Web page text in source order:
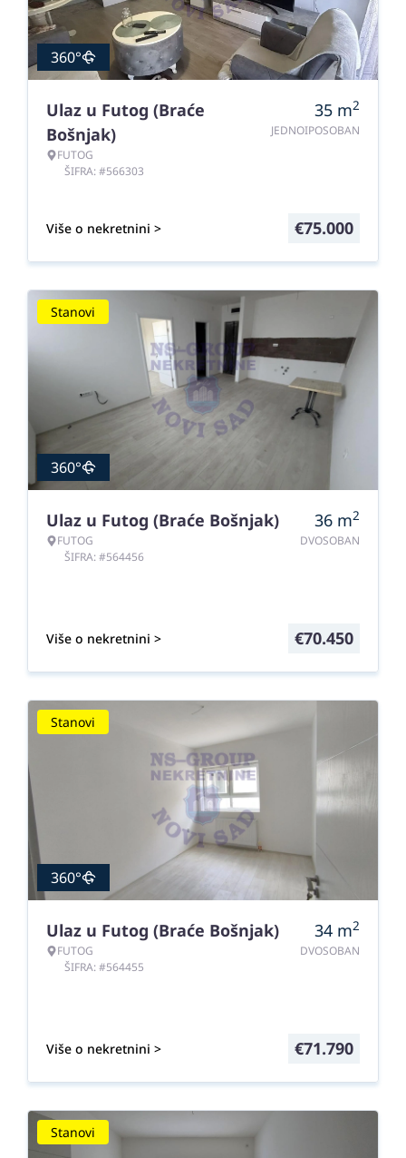
360°
Ulaz u Futog (Braće
Bošnjak)
FUTOG
ŠIFRA: #566303
35 m2
JEDNOIPOSOBAN
Više o nekretnini > €75.000
Stanovi
360°
Ulaz u Futog (Braće Bošnjak)
FUTOG
ŠIFRA: #564456
36 m2
DVOSOBAN
Više o nekretnini > €70.450
Stanovi
360°
Ulaz u Futog (Braće Bošnjak)
FUTOG
ŠIFRA: #564455
34 m2
DVOSOBAN
Više o nekretnini > €71.790
Stanovi